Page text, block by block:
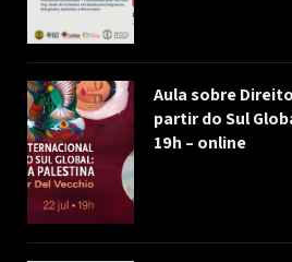
Aula sobre
partir do Sul
19h – online